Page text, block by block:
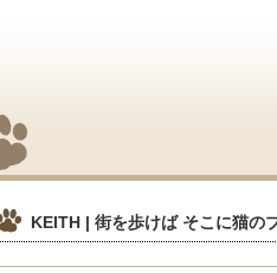
KEITH | 街を歩けば そこに猫の